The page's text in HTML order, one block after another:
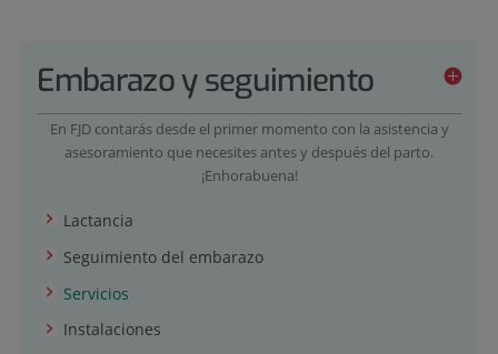
Embarazo y seguimiento
En FJD contarás desde el primer momento con la asistencia y
asesoramiento que necesites antes y después del parto.
¡Enhorabuena!
Lactancia
Seguimiento del embarazo
Servicios
Instalaciones